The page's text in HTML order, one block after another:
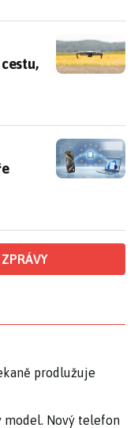
drony si
Windows se blíží.
prodlužuje
model. Nový telefon